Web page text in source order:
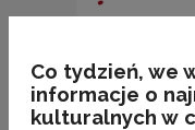
Co tydzień, we
informacje o
kulturalnych w